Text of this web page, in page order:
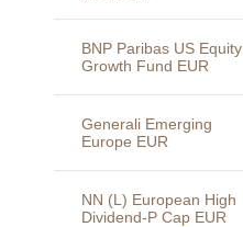
BNP Paribas US Equity
Growth Fund EUR
Generali Emerging
Europe EUR
NN (L) European High
Dividend-P Cap EUR